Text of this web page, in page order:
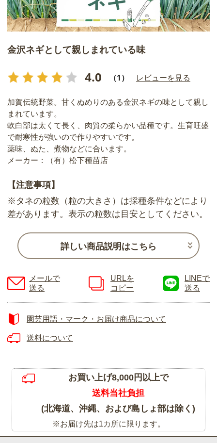
金沢ネギとして親しまれている味
4.0 （1） レビューを見る
加賀伝統野菜。甘くぬめりのある金沢ネギの味として親し
まれています。
軟白部は太くて長く、肉質の柔らかい品種です。生育旺盛
で耐寒性が強いので作りやすいです。
薬味、ぬた、煮物などに合います。
メーカー：（有）松下種苗店
【注意事項】
※タネの粒数（粒の大きさ）は採種条件などにより
差があります。表示の粒数は目安としてください。
詳しい商品説明はこちら
メールで
送る
URLを
コピー
LINEで
送る
園芸用語・マーク・お届け商品について
送料について
お買い上げ8,000円以上で
送料当社負担
(北海道、沖縄、および島しょ部は除く)
※お届け先は1カ所に限ります。